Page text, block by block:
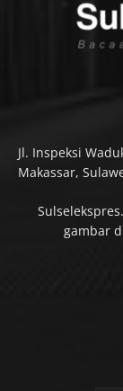
Jl. Inspeksi
Makassar,
gambar